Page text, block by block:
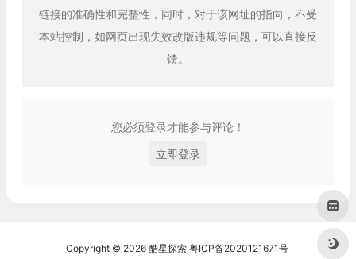
链接的准确性和完整性，同时，对于该网址的指向，不受
本站控制，如网页出现失效改版违规等问题，可以直接反
馈。
您必须登录才能参与评论！
立即登录
Copyright © 2026 酷星探索 粤ICP备2020121671号